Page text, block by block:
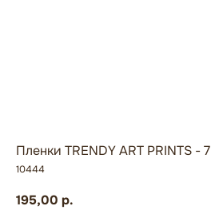
Пленки TRENDY ART PRINTS - 7
10444
195,00 р.